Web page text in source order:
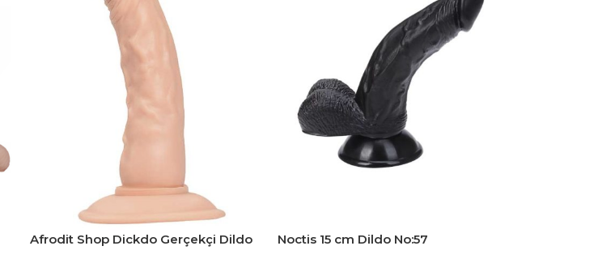
Afrodit Shop Dickdo Gerçekçi Dildo
Noctis 15 cm Dildo No:57